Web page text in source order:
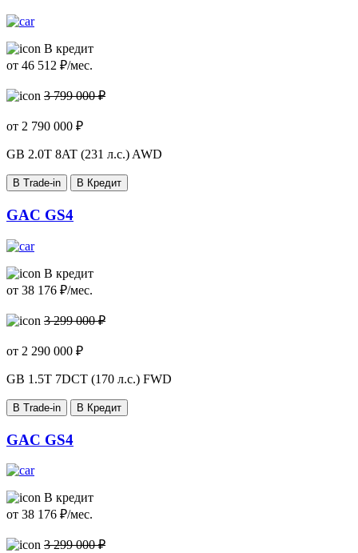
В кредит
от 46 512 ₽/мес.
3 799 000 ₽
от 2 790 000 ₽
GB 2.0T 8AT (231 л.с.) AWD
В Trade-in В Кредит
GAC GS4
В кредит
от 38 176 ₽/мес.
3 299 000 ₽
от 2 290 000 ₽
GB 1.5T 7DCT (170 л.с.) FWD
В Trade-in В Кредит
GAC GS4
В кредит
от 38 176 ₽/мес.
3 299 000 ₽